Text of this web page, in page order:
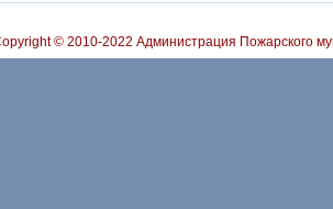
© 2010-2022 Администрация Пожарского